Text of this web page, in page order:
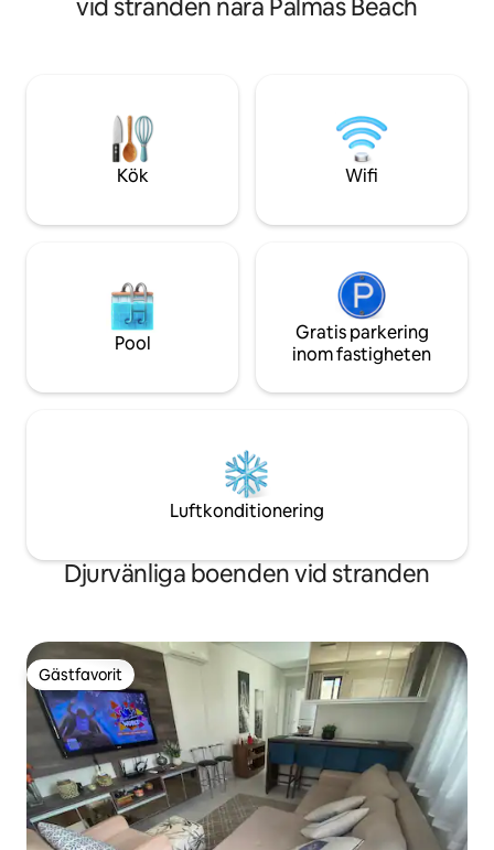
stranden, välutrustat, med en gräsmatta
ljus i alla rum,
med
cykel. Och det
från stranden!!!
vid stranden nära Palmas Beach
Kök Wifi
Pool
Gratis parkering
inom fastigheten
Luftkonditionering
Djurvänliga boenden vid stranden
Gästfavorit
Gästfavorit